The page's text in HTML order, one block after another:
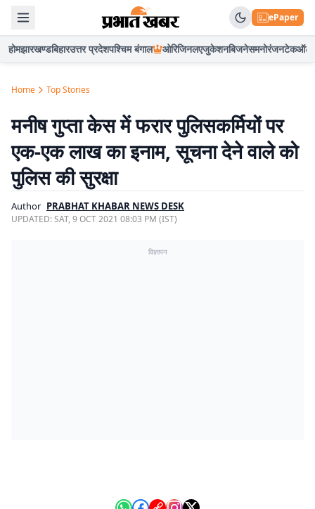
ePaper
होमझारखण्डबिहारउत्तर प्रदेशपश्चिम बंगाल ओरिजिनलएजुकेशनबिजनेसमनोरंजनटेकऑटो
Home Top Stories
मनीष गुप्ता केस में फरार पुलिसकर्मियों पर
एक-एक लाख का इनाम, सूचना देने वाले को
पुलिस की सुरक्षा
Author PRABHAT KHABAR NEWS DESK
UPDATED:SAT, 9 OCT 2021 08:03 PM (IST)
विज्ञापन